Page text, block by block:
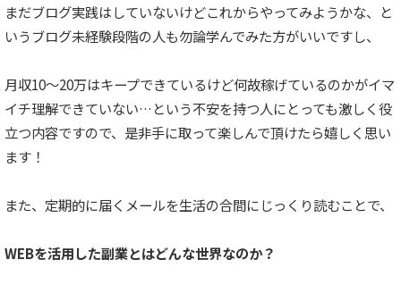
まだブログ実践はしていないけどこれからやってみようかな、と
いうブログ未経験段階の人も勿論学んでみた方がいいですし、
月収10〜20万はキープできているけど何故稼げているのかがイマ
イチ理解できていない…という不安を持つ人にとっても激しく役
立つ内容ですので、是非手に取って楽しんで頂けたら嬉しく思い
ます！
また、定期的に届くメールを生活の合間にじっくり読むことで、
WEBを活用した副業とはどんな世界なのか？